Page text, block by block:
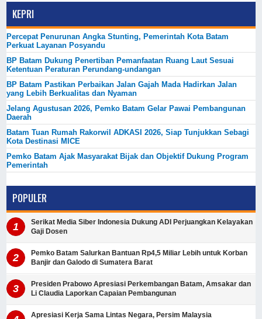
KEPRI
Percepat Penurunan Angka Stunting, Pemerintah Kota Batam
Perkuat Layanan Posyandu
BP Batam Dukung Penertiban Pemanfaatan Ruang Laut Sesuai
Ketentuan Peraturan Perundang-undangan
BP Batam Pastikan Perbaikan Jalan Gajah Mada Hadirkan Jalan
yang Lebih Berkualitas dan Nyaman
Jelang Agustusan 2026, Pemko Batam Gelar Pawai Pembangunan
Daerah
Batam Tuan Rumah Rakorwil ADKASI 2026, Siap Tunjukkan Sebagi
Kota Destinasi MICE
Pemko Batam Ajak Masyarakat Bijak dan Objektif Dukung Program
Pemerintah
POPULER
Serikat Media Siber Indonesia Dukung ADI Perjuangkan Kelayakan
Gaji Dosen
Pemko Batam Salurkan Bantuan Rp4,5 Miliar Lebih untuk Korban
Banjir dan Galodo di Sumatera Barat
Presiden Prabowo Apresiasi Perkembangan Batam, Amsakar dan
Li Claudia Laporkan Capaian Pembangunan
Apresiasi Kerja Sama Lintas Negara, Persim Malaysia